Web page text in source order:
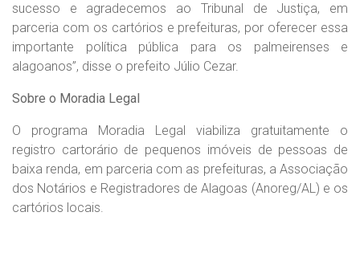
sucesso e agradecemos ao Tribunal de Justiça, em
parceria com os cartórios e prefeituras, por oferecer essa
importante política pública para os palmeirenses e
alagoanos”, disse o prefeito Júlio Cezar.
Sobre o Moradia Legal
O programa Moradia Legal viabiliza gratuitamente o
registro cartorário de pequenos imóveis de pessoas de
baixa renda, em parceria com as prefeituras, a Associação
dos Notários e Registradores de Alagoas (Anoreg/AL) e os
cartórios locais.